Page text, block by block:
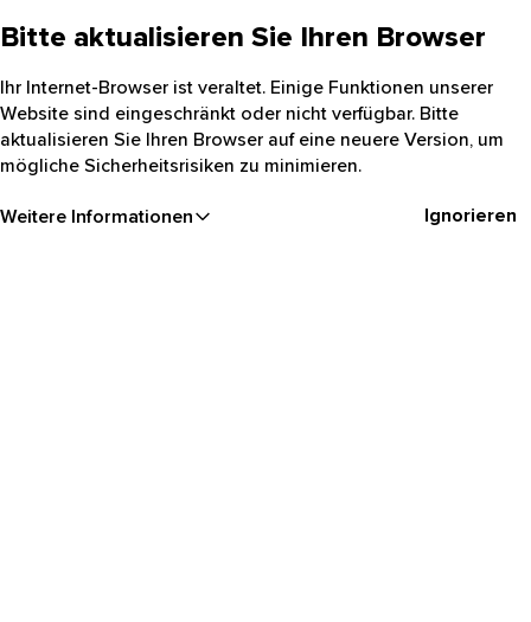
Bitte aktualisieren Sie Ihren Browser
Ihr Internet-Browser ist veraltet. Einige Funktionen unserer
Website sind eingeschränkt oder nicht verfügbar. Bitte
aktualisieren Sie Ihren Browser auf eine neuere Version, um
mögliche Sicherheitsrisiken zu minimieren.
Weitere Informationen Ignorieren